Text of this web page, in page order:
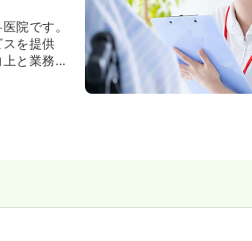
院です。
を提供
と業務改